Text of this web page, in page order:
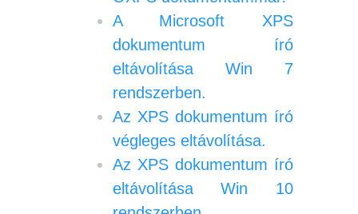
A Microsoft XPS
dokumentum író
eltávolítása Win 7
rendszerben.
Az XPS dokumentum író
végleges eltávolítása.
Az XPS dokumentum író
eltávolítása Win 10